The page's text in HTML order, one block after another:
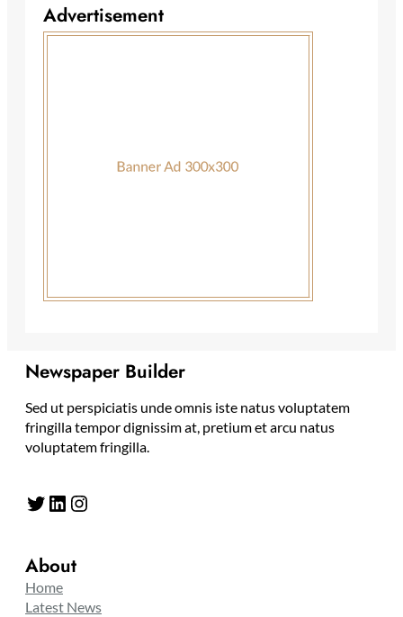
Advertisement
Newspaper Builder
Sed ut perspiciatis unde omnis iste natus voluptatem
fringilla tempor dignissim at, pretium et arcu natus
voluptatem fringilla.
Twitter LinkedIn Instagram
About
Home
Latest News